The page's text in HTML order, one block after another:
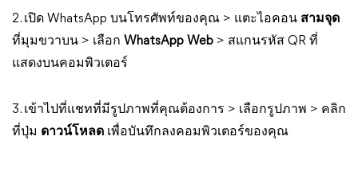
2. เปิด WhatsApp บนโทรศัพท์ของคุณ > แตะไอคอน สามจุด
ที่มุมขวาบน > เลือก WhatsApp Web > สแกนรหัส QR ที่
แสดงบนคอมพิวเตอร์
3. เข้าไปที่แชทที่มีรูปภาพที่คุณต้องการ > เลือกรูปภาพ > คลิก
ที่ปุ่ม ดาวน์โหลด เพื่อบันทึกลงคอมพิวเตอร์ของคุณ